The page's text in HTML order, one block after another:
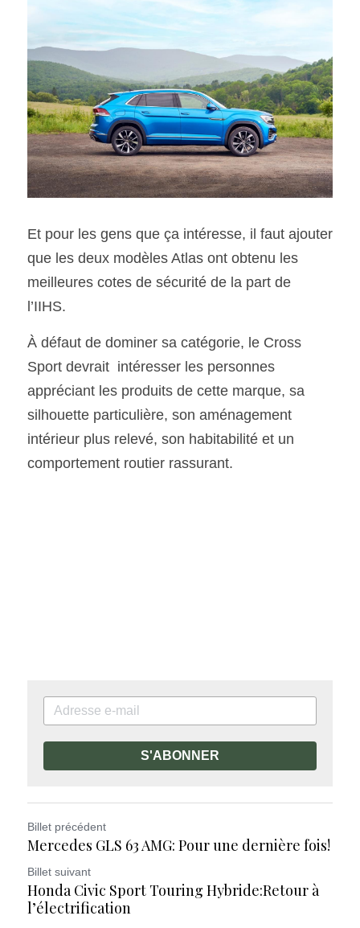
Et pour les gens que ça intéresse, il faut ajouter
que les deux modèles Atlas ont obtenu les
meilleures cotes de sécurité de la part de
l’IIHS.
À défaut de dominer sa catégorie, le Cross
Sport devrait  intéresser les personnes
appréciant les produits de cette marque, sa
silhouette particulière, son aménagement
intérieur plus relevé, son habitabilité et un
comportement routier rassurant.
S'ABONNER
Billet précédent
Mercedes GLS 63 AMG: Pour une dernière fois!
Billet suivant
Honda Civic Sport Touring Hybride:Retour à
l’électrification